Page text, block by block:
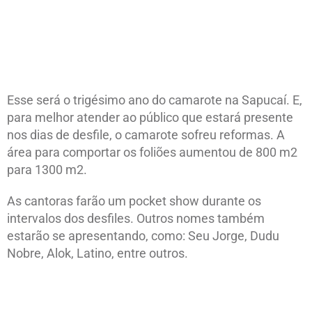
Esse será o trigésimo ano do camarote na Sapucaí. E,
para melhor atender ao público que estará presente
nos dias de desfile, o camarote sofreu reformas. A
área para comportar os foliões aumentou de 800 m2
para 1300 m2.
As cantoras farão um pocket show durante os
intervalos dos desfiles. Outros nomes também
estarão se apresentando, como: Seu Jorge, Dudu
Nobre, Alok, Latino, entre outros.